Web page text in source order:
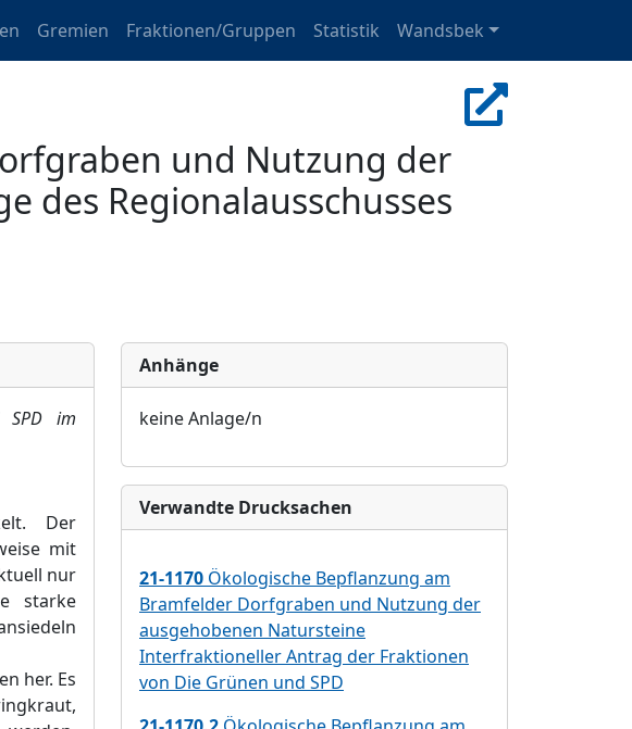
Gremien Fraktionen/Gruppen Statistik Wandsbek
und Nutzung der
des Regionalausschusses
SPD im
Der
mit
nur
starke
her. Es
Anhänge
keine Anlage/n
Verwandte Drucksachen
21-1170 Ökologische Bepflanzung am
Bramfelder Dorfgraben und Nutzung der
ausgehobenen Natursteine
Interfraktioneller Antrag der Fraktionen
von Die Grünen und SPD